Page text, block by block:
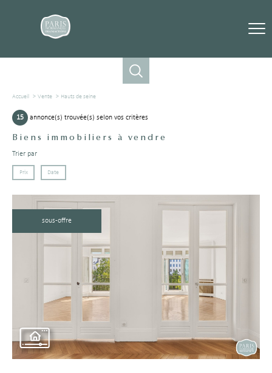
Accueil Vente Hauts de seine
15 annonce(s) trouvée(s) selon vos critères
Biens immobiliers à vendre
Trier par
Prix Date
sous-offre